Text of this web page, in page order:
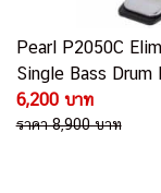
Pearl P2050C
Single Bass Drum
6,200 บาท
ราคา 8,900 บาท